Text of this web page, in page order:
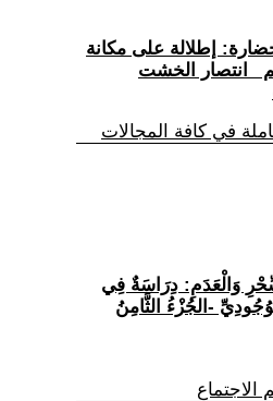
إطلالة على مكانة
_انتصار الخشت
في كافة المجالات
لِلسِّحْرِ وَالْعَدَمِ: دِرَاسَةٌ فِي
-الجُزْءُ الثَّامِنُ